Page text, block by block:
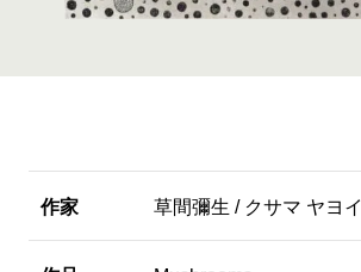
作家 草間彌生 / クサマ ヤヨイ